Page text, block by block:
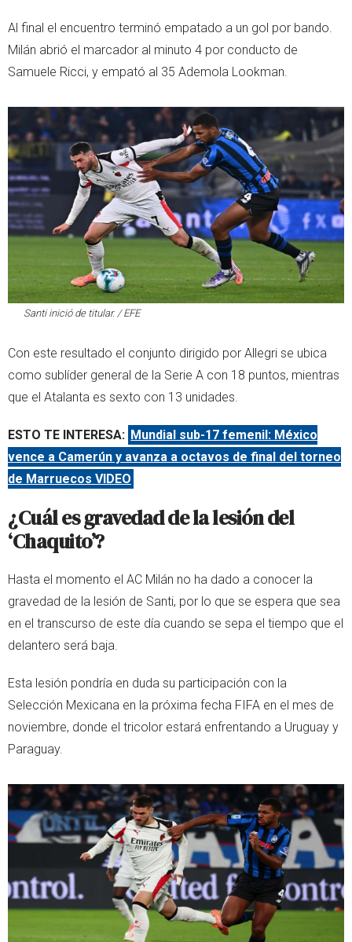
Al final el encuentro terminó empatado a un gol por bando.
Milán abrió el marcador al minuto 4 por conducto de
Samuele Ricci, y empató al 35 Ademola Lookman.
Santi inició de titular. / EFE
Con este resultado el conjunto dirigido por Allegri se ubica
como sublíder general de la Serie A con 18 puntos, mientras
que el Atalanta es sexto con 13 unidades.
ESTO TE INTERESA: Mundial sub-17 femenil: México
vence a Camerún y avanza a octavos de final del torneo
de Marruecos VIDEO
¿Cuál es gravedad de la lesión del
‘Chaquito’?
Hasta el momento el AC Milán no ha dado a conocer la
gravedad de la lesión de Santi, por lo que se espera que sea
en el transcurso de este día cuando se sepa el tiempo que el
delantero será baja.
Esta lesión pondría en duda su participación con la
Selección Mexicana en la próxima fecha FIFA en el mes de
noviembre, donde el tricolor estará enfrentando a Uruguay y
Paraguay.